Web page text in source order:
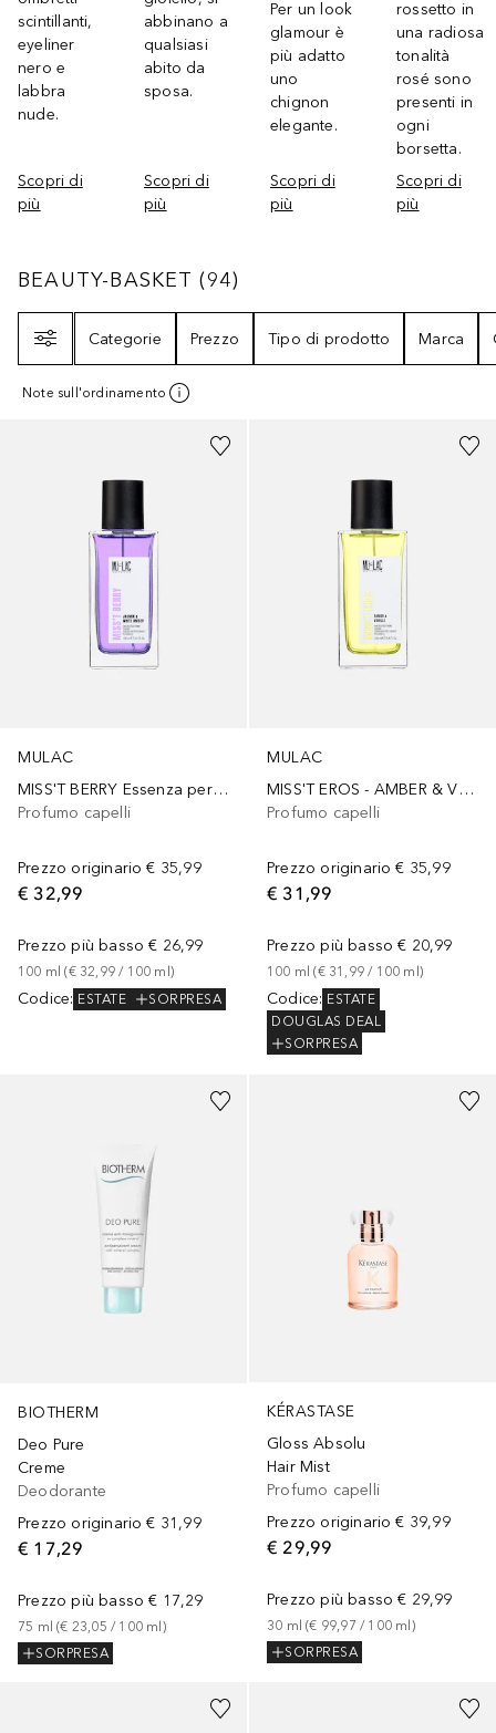
scintillanti,
eyeliner
nero e
labbra
nude.
Scopri di
più
abbinano a
qualsiasi
abito da
sposa.
Scopri di
più
Per un look
glamour è
più adatto
uno
chignon
elegante.
Scopri di
più
rossetto in
una radiosa
tonalità
rosé sono
presenti in
ogni
borsetta.
Scopri di
più
BEAUTY-BASKET94
BEAUTY-BASKET (94)
Categorie
Prezzo Tipo di prodotto Marca
Note sull'ordinamento
MULAC
MISS'T BERRY Essenza per capelli ristrutturante
Profumo capelli
Prezzo originario € 35,99
€ 32,99
Prezzo più basso € 26,99
100 ml (€ 32,99 / 100 ml )
Codice: ESTATE SORPRESA
MULAC
MISS'T EROS - AMBER & VANILLE - ESSENZA RISTRUTTURANTE PER CAPELLI
Profumo capelli
Prezzo originario € 35,99
€ 31,99
Prezzo più basso € 20,99
100 ml (€ 31,99 / 100 ml )
Codice: ESTATE
DOUGLAS DEAL
SORPRESA
BIOTHERM
Deo Pure
Creme
Deodorante
Prezzo originario € 31,99
€ 17,29
Prezzo più basso € 17,29
75 ml (€ 23,05 / 100 ml )
SORPRESA
KÉRASTASE
Gloss Absolu
Hair Mist
Profumo capelli
Prezzo originario € 39,99
€ 29,99
Prezzo più basso € 29,99
30 ml (€ 99,97 / 100 ml )
SORPRESA